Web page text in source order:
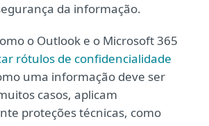
da informação.
o Outlook e o Microsoft 365
rótulos de confidencialidade
uma informação deve ser
casos, aplicam
proteções técnicas, como